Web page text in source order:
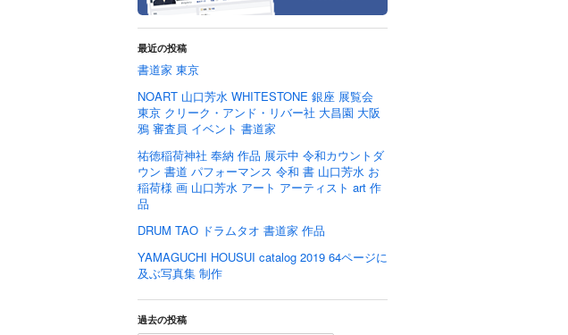
最近の投稿
書道家 東京
NOART 山口芳水 WHITESTONE 銀座 展覧会
東京 クリーク・アンド・リバー社 大昌園 大阪
鴉 審査員 イベント 書道家
祐徳稲荷神社 奉納 作品 展示中 令和カウントダ
ウン 書道 パフォーマンス 令和 書 山口芳水 お
稲荷様 画 山口芳水 アート アーティスト art 作
品
DRUM TAO ドラムタオ 書道家 作品
YAMAGUCHI HOUSUI catalog 2019 64ページに
及ぶ写真集 制作
過去の投稿